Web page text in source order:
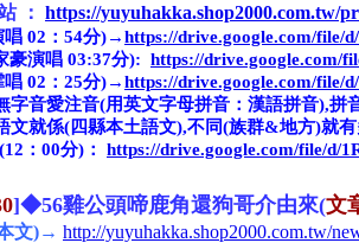
： https://yuyuhakka.shop2000.com.tw/
02：54分)→https://drive.google.com/file/
豪演唱 03:37分): https://drive.google.com/
02：25分)→https://drive.google.com/file/
音愛注音(用英文字母拼音：漢語拼音),拼
就係(四縣本土語文),不同(族群&地方)就有
：00分)： https://drive.google.com/file/d/
]◆56雞公頭啼鹿角還狗哥介由來(文
文)→ http://yuyuhakka.shop2000.com.tw/